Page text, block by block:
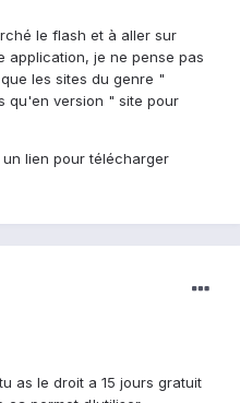
le flash et à aller sur
application, je ne pense pas
les sites du genre "
qu'en version " site pour
lien pour télécharger
as le droit a 15 jours gratuit